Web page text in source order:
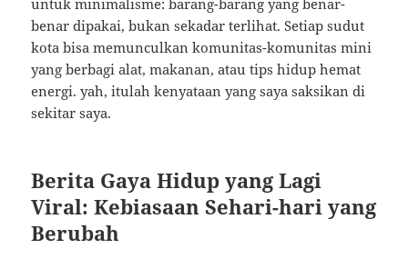
untuk minimalisme: barang-barang yang benar-
benar dipakai, bukan sekadar terlihat. Setiap sudut
kota bisa memunculkan komunitas-komunitas mini
yang berbagi alat, makanan, atau tips hidup hemat
energi. yah, itulah kenyataan yang saya saksikan di
sekitar saya.
Berita Gaya Hidup yang Lagi
Viral: Kebiasaan Sehari-hari yang
Berubah